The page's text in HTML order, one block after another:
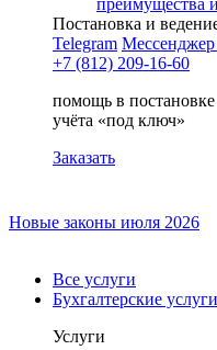
преимущества
Постановка и
Telegram
+7 (812) 209-16-60
помощь в
учёта «под ключ»
Заказать
Новые законы июля 2026
Все услуги
Бухгалтерские услуги
Услуги